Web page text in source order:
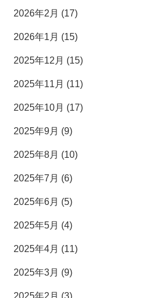
2026年2月 (17)
2026年1月 (15)
2025年12月 (15)
2025年11月 (11)
2025年10月 (17)
2025年9月 (9)
2025年8月 (10)
2025年7月 (6)
2025年6月 (5)
2025年5月 (4)
2025年4月 (11)
2025年3月 (9)